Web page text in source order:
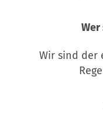
Wir sind der